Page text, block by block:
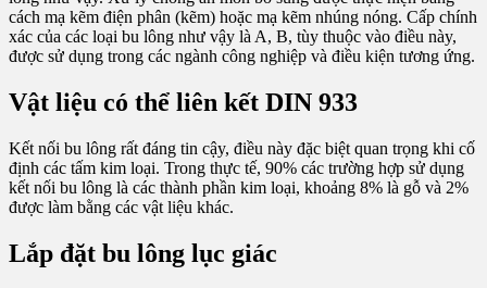
cách mạ kẽm điện phân (kẽm) hoặc mạ kẽm nhúng nóng. Cấp chính
xác của các loại bu lông như vậy là A, B, tùy thuộc vào điều này,
được sử dụng trong các ngành công nghiệp và điều kiện tương ứng.
Vật liệu có thể liên kết DIN 933
Kết nối bu lông rất đáng tin cậy, điều này đặc biệt quan trọng khi cố
định các tấm kim loại. Trong thực tế, 90% các trường hợp sử dụng
kết nối bu lông là các thành phần kim loại, khoảng 8% là gỗ và 2%
được làm bằng các vật liệu khác.
Lắp đặt bu lông lục giác